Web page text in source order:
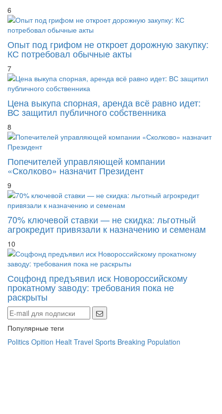
6
Опыт под грифом не откроет дорожную закупку:
КС потребовал обычные акты
7
Цена выкупа спорная, аренда всё равно идет:
ВС защитил публичного собственника
8
Попечителей управляющей компании
«Сколково» назначит Президент
9
70% ключевой ставки — не скидка: льготный
агрокредит привязали к назначению и семенам
10
Соцфонд предъявил иск Новороссийскому
прокатному заводу: требования пока не
раскрыты
Популярные теги
Politics Opition Healt Travel Sports Breaking Population